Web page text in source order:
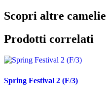
Scopri altre camelie
Prodotti correlati
Spring Festival 2 (F/3)